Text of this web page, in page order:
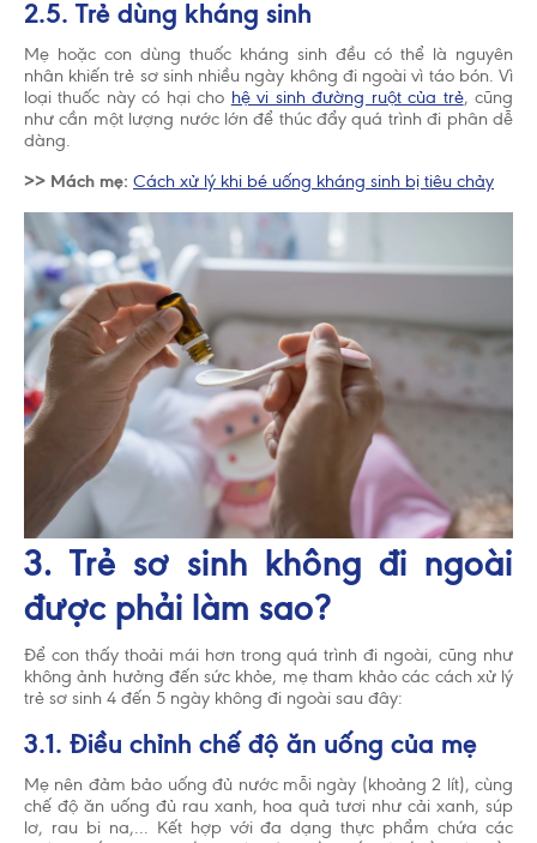
2.5. Trẻ dùng kháng sinh
Mẹ hoặc con dùng thuốc kháng sinh đều có thể là nguyên
nhân khiến trẻ sơ sinh nhiều ngày không đi ngoài vì táo bón. Vì
loại thuốc này có hại cho hệ vi sinh đường ruột của trẻ, cũng
như cần một lượng nước lớn để thúc đẩy quá trình đi phân dễ
dàng.
>> Mách mẹ: Cách xử lý khi bé uống kháng sinh bị tiêu chảy
3. Trẻ sơ sinh không đi ngoài
được phải làm sao?
Để con thấy thoải mái hơn trong quá trình đi ngoài, cũng như
không ảnh hưởng đến sức khỏe, mẹ tham khảo các cách xử lý
trẻ sơ sinh 4 đến 5 ngày không đi ngoài sau đây:
3.1. Điều chỉnh chế độ ăn uống của mẹ
Mẹ nên đảm bảo uống đủ nước mỗi ngày (khoảng 2 lít), cùng
chế độ ăn uống đủ rau xanh, hoa quả tươi như cải xanh, súp
lơ, rau bi na,... Kết hợp với đa dạng thực phẩm chứa các